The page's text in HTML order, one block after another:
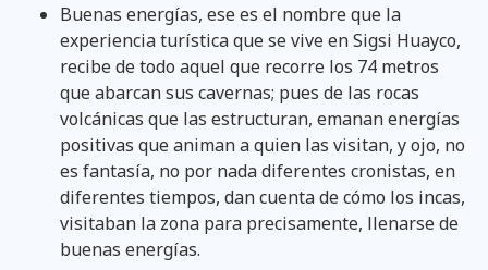
Buenas energías, ese es el nombre que la
experiencia turística que se vive en Sigsi Huayco,
recibe de todo aquel que recorre los 74 metros
que abarcan sus cavernas; pues de las rocas
volcánicas que las estructuran, emanan energías
positivas que animan a quien las visitan, y ojo, no
es fantasía, no por nada diferentes cronistas, en
diferentes tiempos, dan cuenta de cómo los incas,
visitaban la zona para precisamente, llenarse de
buenas energías.